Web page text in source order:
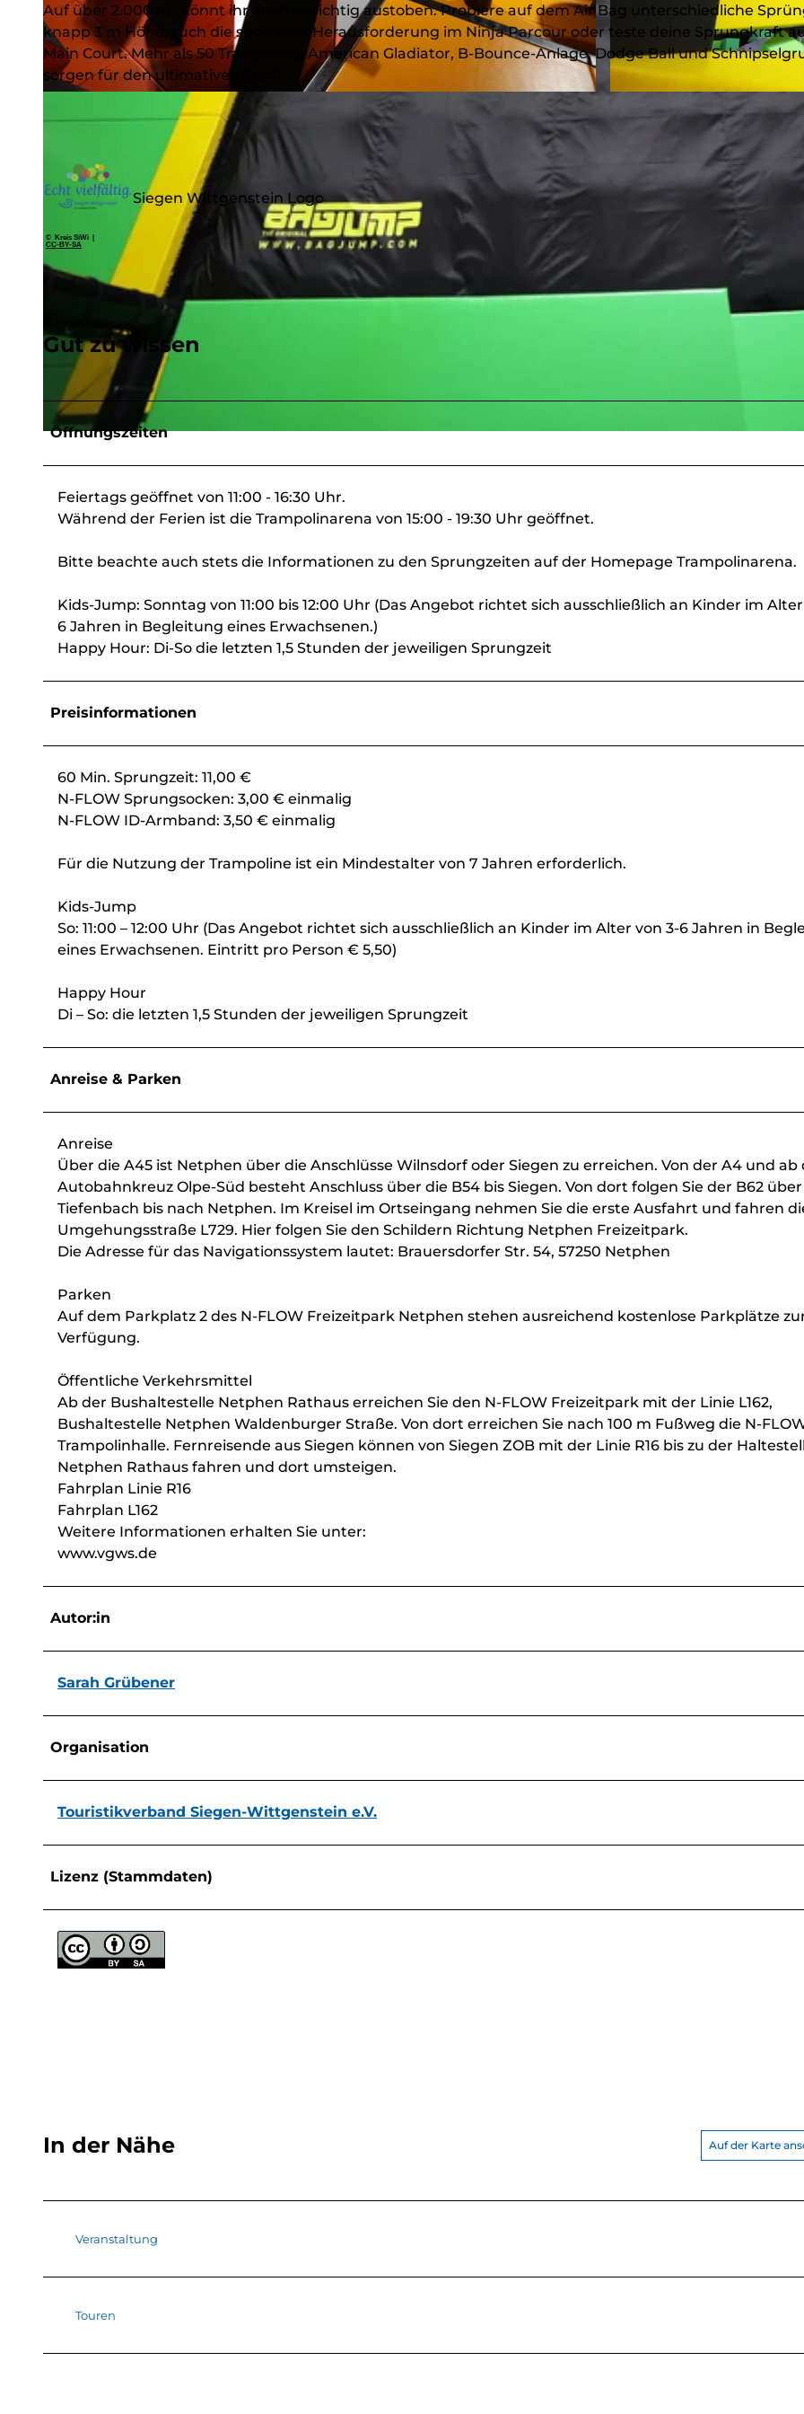
© Freizeitpark Obernautal Netphen GmbH
© Freizeitpark Obernautal Netphen GmbH
Auf über 2.000 m² könnt ihr euch so richtig austoben. Probiere auf dem Air Bag unterschiedliche
knapp 3 m Höhe, such die sportliche Herausforderung im Ninja Parcour oder teste deine Sprungkraft
Main Court. Mehr als 50 Trampoline, American Gladiator, B-Bounce-Anlage, Dodge Ball und
sorgen für den ultimativen Spaß.
© Kreis SiWi |
CC-BY-SA
Siegen Wittgenstein Logo
Gut zu wissen
Öffnungszeiten
Feiertags geöffnet von 11:00 - 16:30 Uhr.
Während der Ferien ist die Trampolinarena von 15:00 - 19:30 Uhr geöffnet.
Bitte beachte auch stets die Informationen zu den Sprungzeiten auf der Homepage Trampolinarena.
Kids-Jump: Sonntag von 11:00 bis 12:00 Uhr (Das Angebot richtet sich ausschließlich an Kinder im
6 Jahren in Begleitung eines Erwachsenen.)
Happy Hour: Di-So die letzten 1,5 Stunden der jeweiligen Sprungzeit
Preisinformationen
60 Min. Sprungzeit: 11,00 €
N-FLOW Sprungsocken: 3,00 € einmalig
N-FLOW ID-Armband: 3,50 € einmalig
Für die Nutzung der Trampoline ist ein Mindestalter von 7 Jahren erforderlich.
Kids-Jump
So: 11:00 – 12:00 Uhr (Das Angebot richtet sich ausschließlich an Kinder im Alter von 3-6 Jahren in
eines Erwachsenen. Eintritt pro Person € 5,50)
Happy Hour
Di – So: die letzten 1,5 Stunden der jeweiligen Sprungzeit
Anreise & Parken
Anreise
Über die A45 ist Netphen über die Anschlüsse Wilnsdorf oder Siegen zu erreichen. Von der A4 und ab
Autobahnkreuz Olpe-Süd besteht Anschluss über die B54 bis Siegen. Von dort folgen Sie der B62
Tiefenbach bis nach Netphen. Im Kreisel im Ortseingang nehmen Sie die erste Ausfahrt und fahren
Umgehungsstraße L729. Hier folgen Sie den Schildern Richtung Netphen Freizeitpark.
Die Adresse für das Navigationssystem lautet: Brauersdorfer Str. 54, 57250 Netphen
Parken
Auf dem Parkplatz 2 des N-FLOW Freizeitpark Netphen stehen ausreichend kostenlose Parkplätze
Verfügung.
Öffentliche Verkehrsmittel
Ab der Bushaltestelle Netphen Rathaus erreichen Sie den N-FLOW Freizeitpark mit der Linie L162,
Bushaltestelle Netphen Waldenburger Straße. Von dort erreichen Sie nach 100 m Fußweg die N-
Trampolinhalle. Fernreisende aus Siegen können von Siegen ZOB mit der Linie R16 bis zu der
Netphen Rathaus fahren und dort umsteigen.
Fahrplan Linie R16
Fahrplan L162
Weitere Informationen erhalten Sie unter:
www.vgws.de
Autor:in
Sarah Grübener
Organisation
Touristikverband Siegen-Wittgenstein e.V.
Lizenz (Stammdaten)
In der Nähe Auf der Karte
Veranstaltung
Touren